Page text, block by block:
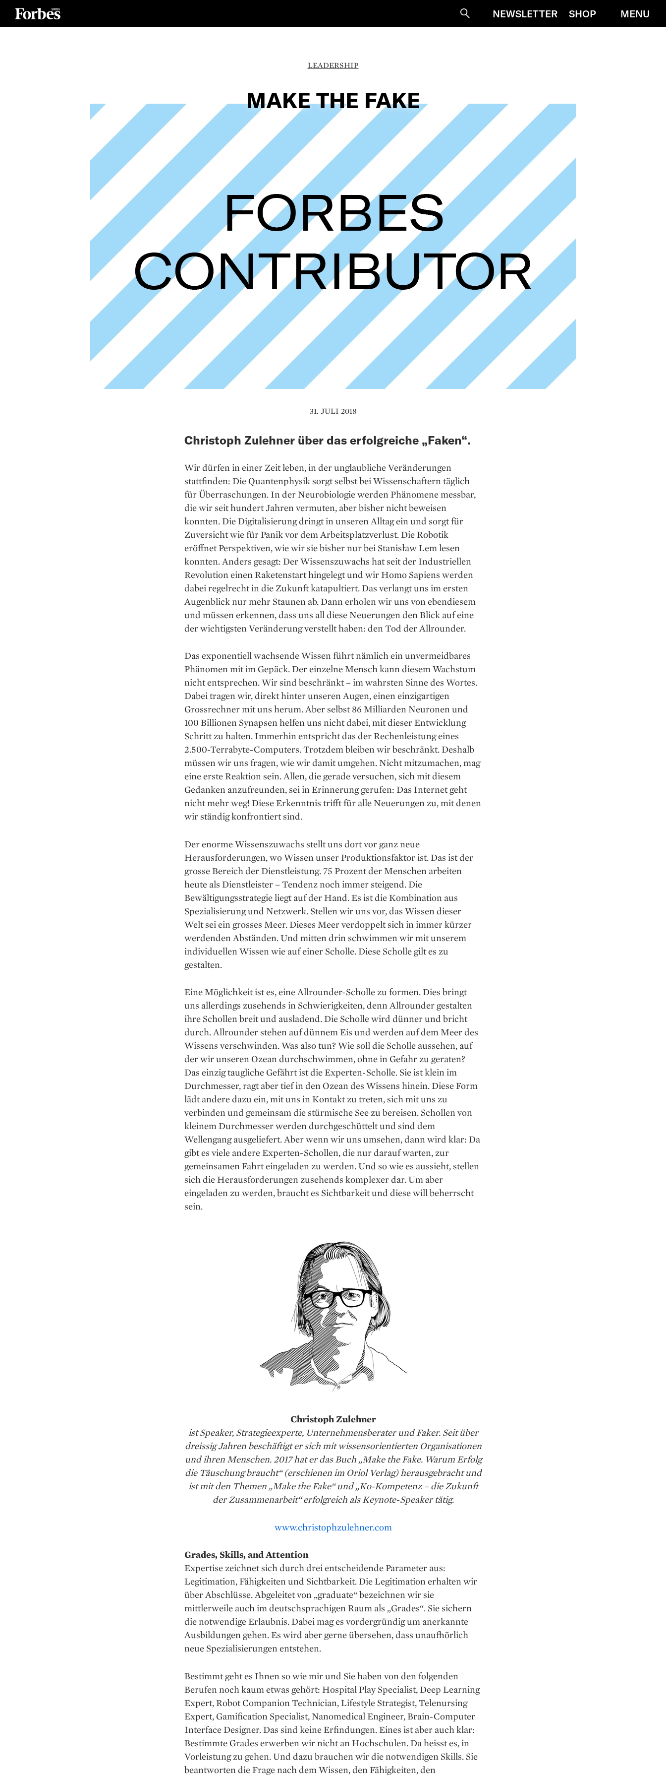
SucheNEWSLETTER SHOP MENU
LEADERSHIP
MAKE THE FAKE
31. JULI 2018
Christoph Zulehner über das erfolgreiche „Faken“.
Wir dürfen in einer Zeit leben, in der unglaubliche Veränderungen
stattfinden: Die Quantenphysik sorgt selbst bei Wissenschaftern täglich
für Überraschungen. In der Neurobiologie werden Phänomene messbar,
die wir seit hundert Jahren vermuten, aber bisher nicht beweisen
konnten. Die Digitalisierung dringt in unseren Alltag ein und sorgt für
Zuversicht wie für Panik vor dem Arbeitsplatzverlust. Die Robotik
eröffnet Perspektiven, wie wir sie bisher nur bei Stanisław Lem lesen
konnten. Anders gesagt: Der Wissenszuwachs hat seit der Industriellen
Revolution einen Raketenstart hingelegt und wir Homo Sapiens werden
dabei regelrecht in die Zukunft katapultiert. Das verlangt uns im ersten
Augenblick nur mehr Staunen ab. Dann erholen wir uns von ebendiesem
und müssen erkennen, dass uns all diese Neuerungen den Blick auf eine
der wichtigsten Veränderung verstellt haben: den Tod der Allrounder.
Das exponentiell wachsende Wissen führt nämlich ein unvermeidbares
Phänomen mit im Gepäck. Der einzelne Mensch kann diesem Wachstum
nicht entsprechen. Wir sind beschränkt – im wahrsten Sinne des Wortes.
Dabei tragen wir, direkt hinter unseren Augen, einen einzigartigen
Grossrechner mit uns herum. Aber selbst 86 Milliarden Neuronen und
100 Billionen Synapsen helfen uns nicht dabei, mit dieser Entwicklung
Schritt zu halten. Immerhin entspricht das der Rechenleistung eines
2.500-Terrabyte-Computers. Trotzdem bleiben wir beschränkt. Deshalb
müssen wir uns fragen, wie wir damit umgehen. Nicht mitzumachen, mag
eine erste Reaktion sein. Allen, die gerade versuchen, sich mit diesem
Gedanken anzufreunden, sei in Erinnerung gerufen: Das Internet geht
nicht mehr weg! Diese Erkenntnis trifft für alle Neuerungen zu, mit denen
wir ständig konfrontiert sind.
Der enorme Wissenszuwachs stellt uns dort vor ganz neue
Herausforderungen, wo Wissen unser Produktionsfaktor ist. Das ist der
grosse Bereich der Dienstleistung. 75 Prozent der Menschen arbeiten
heute als Dienstleister – Tendenz noch immer steigend. Die
Bewältigungsstrategie liegt auf der Hand. Es ist die Kombination aus
Spezialisierung und Netzwerk. Stellen wir uns vor, das Wissen dieser
Welt sei ein grosses Meer. Dieses Meer verdoppelt sich in immer kürzer
werdenden Abständen. Und mitten drin schwimmen wir mit unserem
individuellen Wissen wie auf einer Scholle. Diese Scholle gilt es zu
gestalten.
Eine Möglichkeit ist es, eine Allrounder-Scholle zu formen. Dies bringt
uns allerdings zusehends in Schwierigkeiten, denn Allrounder gestalten
ihre Schollen breit und ausladend. Die Scholle wird dünner und bricht
durch. Allrounder stehen auf dünnem Eis und werden auf dem Meer des
Wissens verschwinden. Was also tun? Wie soll die Scholle aussehen, auf
der wir unseren Ozean durchschwimmen, ohne in Gefahr zu geraten?
Das einzig taugliche Gefährt ist die Experten-Scholle. Sie ist klein im
Durchmesser, ragt aber tief in den Ozean des Wissens hinein. Diese Form
lädt andere dazu ein, mit uns in Kontakt zu treten, sich mit uns zu
verbinden und gemeinsam die stürmische See zu bereisen. Schollen von
kleinem Durchmesser werden durchgeschüttelt und sind dem
Wellengang ausgeliefert. Aber wenn wir uns umsehen, dann wird klar: Da
gibt es viele andere Experten-Schollen, die nur darauf warten, zur
gemeinsamen Fahrt eingeladen zu werden. Und so wie es aussieht, stellen
sich die Herausforderungen zusehends komplexer dar. Um aber
eingeladen zu werden, braucht es Sichtbarkeit und diese will beherrscht
sein.
Christoph Zulehner
ist Speaker, Strategieexperte, Unternehmensberater und Faker. Seit über
dreissig Jahren beschäftigt er sich mit wissensorientierten Organisationen
und ihren Menschen. 2017 hat er das Buch „Make the Fake. Warum Erfolg
die Täuschung braucht“ (erschienen im Oriol Verlag) herausgebracht und
ist mit den Themen „Make the Fake“ und „Ko-Kompetenz – die Zukunft
der Zusammenarbeit“ erfolgreich als Keynote-Speaker tätig.
www.christophzulehner.com
Grades, Skills, and Attention
Expertise zeichnet sich durch drei entscheidende Parameter aus:
Legitimation, Fähigkeiten und Sichtbarkeit. Die Legitimation erhalten wir
über Abschlüsse. Abgeleitet von „graduate“ bezeichnen wir sie
mittlerweile auch im deutschsprachigen Raum als „Grades“. Sie sichern
die notwendige Erlaubnis. Dabei mag es vordergründig um anerkannte
Ausbildungen gehen. Es wird aber gerne übersehen, dass unaufhörlich
neue Spezialisierungen entstehen.
Bestimmt geht es Ihnen so wie mir und Sie haben von den folgenden
Berufen noch kaum etwas gehört: Hospital Play Specialist, Deep Learning
Expert, Robot Companion Technician, Lifestyle Strategist, Telenursing
Expert, Gamification Specialist, Nanomedical Engineer, Brain-Computer
Interface Designer. Das sind keine Erfindungen. Eines ist aber auch klar:
Bestimmte Grades erwerben wir nicht an Hochschulen. Da heisst es, in
Vorleistung zu gehen. Und dazu brauchen wir die notwendigen Skills. Sie
beantworten die Frage nach dem Wissen, den Fähigkeiten, den